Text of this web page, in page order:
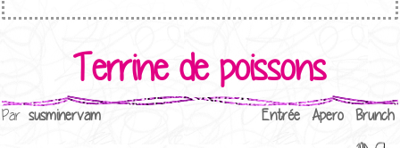
Terrine de poissons
Par susminervam Entrée Apero Brunch